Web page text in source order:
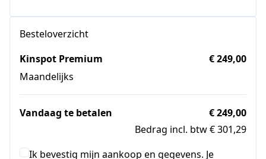
Besteloverzicht
Kinspot Premium
Maandelijks
€ 249,00
Vandaag te betalen
€ 249,00
Bedrag incl. btw € 301,29
Ik bevestig mijn aankoop en gegevens. Je